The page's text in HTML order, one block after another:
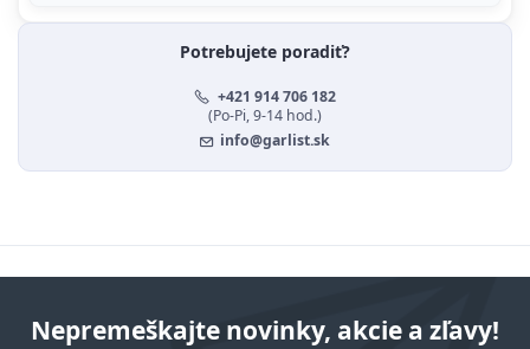
Potrebujete poradiť?
+421 914 706 182
(Po-Pi, 9-14 hod.)
info@garlist.sk
Nepremeškajte novinky, akcie a zľavy!